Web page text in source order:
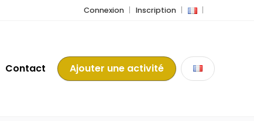
Connexion Inscription
Contact Ajouter une activité